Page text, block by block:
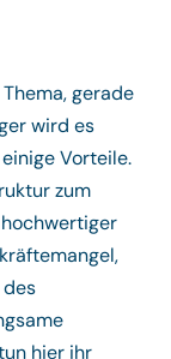
gerade
wird es
Vorteile.
zum
hier ihr